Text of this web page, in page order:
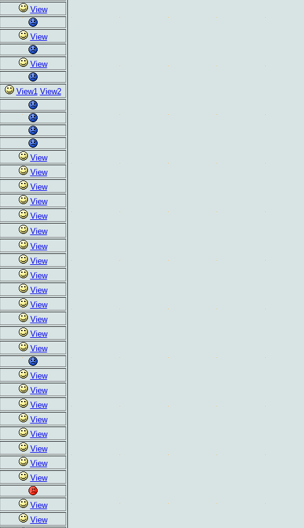
View
View
View
View1 View2
View
View
View
View
View
View
View
View
View
View
View
View
View
View
View
View
View
View
View
View
View
View
View
View